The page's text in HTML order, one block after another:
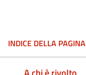
INDICE DELLA PAGINA